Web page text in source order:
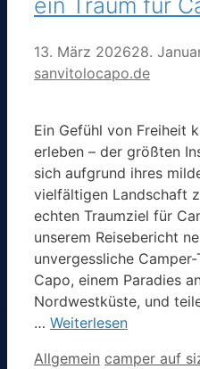
13. März 202628.
sanvitolocapo.de
Ein Gefühl von Freiheit
erleben – der größten
sich aufgrund ihres
vielfältigen Landschaft
echten Traumziel für
unserem Reisebericht
unvergessliche
Capo, einem Paradies
Nordwestküste, und
… Weiterlesen
Kategorien
Allgemein Schlagwörter
camper auf